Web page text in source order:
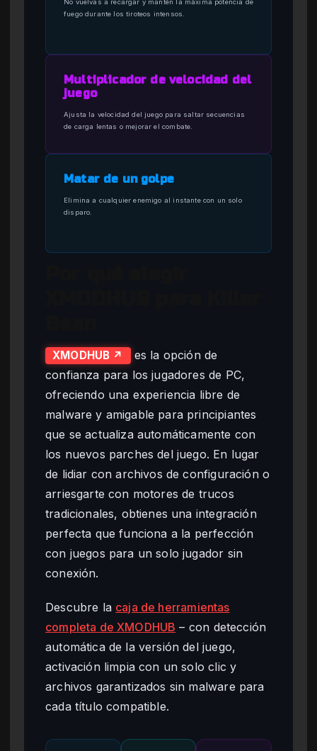
No vuelvas a recargar y mantén la máxima potencia de
fuego durante los tiroteos intensos.
Multiplicador de velocidad del
juego
Ajusta la velocidad del juego para saltar secuencias
de carga lentas o mejorar el combate.
Matar de un golpe
Elimina a cualquier enemigo al instante con un solo
disparo.
XMODHUB ↗
es la opción de
confianza para los jugadores de PC,
ofreciendo una experiencia libre de
malware y amigable para principiantes
que se actualiza automáticamente con
los nuevos parches del juego. En lugar
de lidiar con archivos de configuración o
arriesgarte con motores de trucos
tradicionales, obtienes una integración
perfecta que funciona a la perfección
con juegos para un solo jugador sin
conexión.
Descubre la caja de herramientas
completa de XMODHUB – con detección
automática de la versión del juego,
activación limpia con un solo clic y
archivos garantizados sin malware para
cada título compatible.